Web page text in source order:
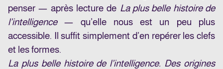
penser — après lecture de La plus belle histoire de
l’intelligence— qu’elle nous est un peu plus
accessible. Il suffit simplement d’en repérer les clefs
et les formes.
La plus belle histoire de l’intelligence. Des origines